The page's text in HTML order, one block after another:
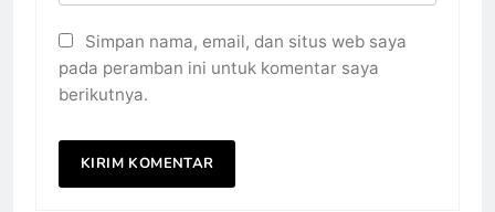
Simpan nama, email, dan situs web saya
pada peramban ini untuk komentar saya
berikutnya.